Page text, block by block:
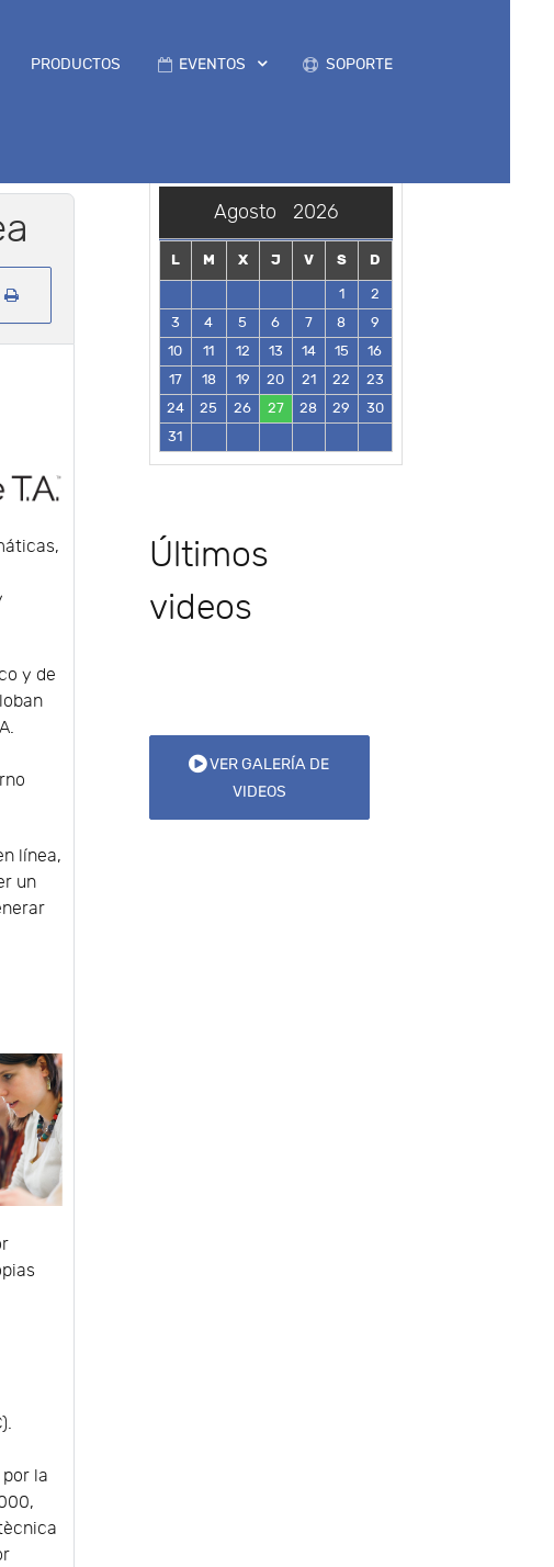
PRODUCTOS EVENTOS SOPORTE
y de
línea,
un
la
Agosto 2026
L M X J V S
D
1
2
3
4 5 6 7 8
9
10
11 12 13 14 15
16
17
18 19 20 21 22
23
24
25 26 27 28 29
30
31
Últimos
videos
VER GALERÍA DE
VIDEOS